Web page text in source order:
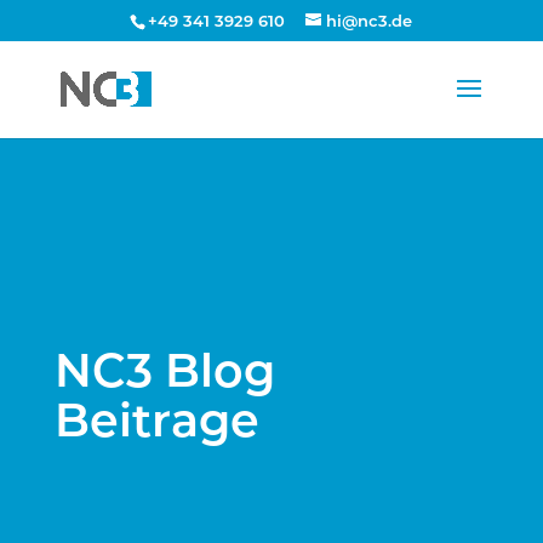
+49 341 3929 610 hi@nc3.de
NC3 Blog
Beitrage